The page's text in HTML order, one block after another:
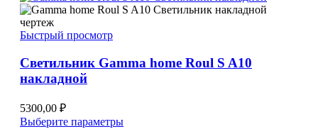
вариаций.
на
Быстрый просмотр
Светильник Gamma home Roul S A10
накладной
5300,00 ₽
Выберите параметрыЭтот